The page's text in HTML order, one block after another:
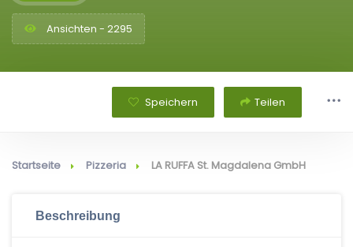
Ansichten - 2295
Speichern Teilen
Startseite Pizzeria LA RUFFA St. Magdalena GmbH
Beschreibung